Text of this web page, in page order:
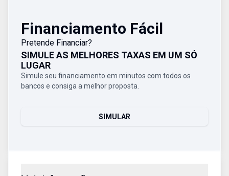
Financiamento Fácil
Pretende Financiar?
SIMULE AS MELHORES TAXAS EM UM SÓ
LUGAR
Simule seu financiamento em minutos com todos os
bancos e consiga a melhor proposta.
SIMULAR